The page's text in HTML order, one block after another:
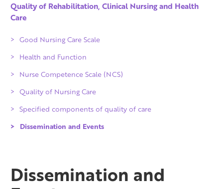
Quality of Rehabilitation, Clinical Nursing and Health
Care
Good Nursing Care Scale
Health and Function
Foot@Work
Nurse Competence Scale (NCS)
Quality of Nursing Care
Specified components of quality of care
Dissemination and Events
Dissemination and